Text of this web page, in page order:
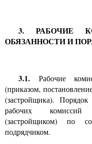
3. РАБОЧИЕ
ОБЯЗАННОСТИ И
3.1.
Рабочие
(приказом,
(застройщика). Порядок
рабочих комиссий
(застройщиком) по
подрядчиком.